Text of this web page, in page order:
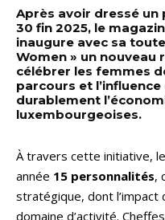
Après avoir dressé un
30 fin 2025, le
inaugure avec sa
Women » un nouveau
célébrer les femmes
parcours et
durablement
luxembourgeoises.
À travers cette initiative,
année 15 personnalités,
stratégique, dont
domaine d’activité.